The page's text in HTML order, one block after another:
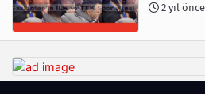
2 yıl önce